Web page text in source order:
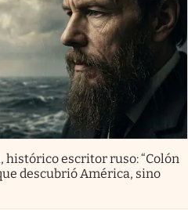
histórico escritor ruso: “Colón
descubrió América, sino